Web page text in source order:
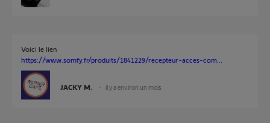
Voici le lien
https://www.somfy.fr/produits/1841229/recepteur-acces-com...
JACKY M. il y a environ un mois